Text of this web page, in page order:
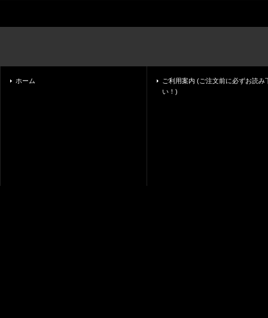
ホーム
ご利用案内 (ご注文前に必ずお読み
い！)